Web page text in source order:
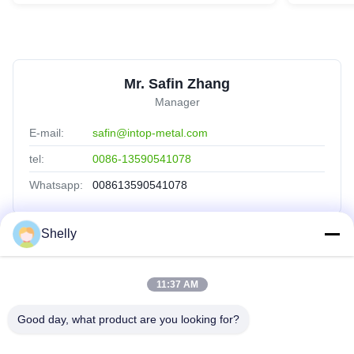
Mr. Safin Zhang
Manager
E-mail: safin@intop-metal.com
tel: 0086-13590541078
Whatsapp: 008613590541078
Collegamenti Rapidi
Casa
Chi Siamo
Shelly
11:37 AM
Good day, what product are you looking for?